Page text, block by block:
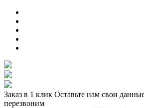
Заказ в 1 клик Оставьте нам свои
перезвоним